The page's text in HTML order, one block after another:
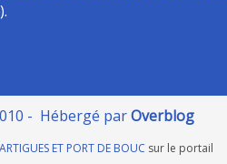
- Hébergé parOverblog
ET PORT DE BOUC sur le portail